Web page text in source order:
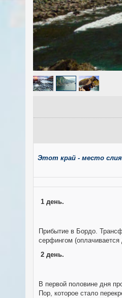
Этот край - место
1 день.
Прибытие в Бордо.
серфингом
2 день.
В первой половине дня
Пор, которое стало